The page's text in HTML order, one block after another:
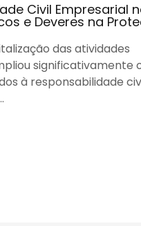
Civil Empresarial
e Deveres na
das atividades
significativamente
à responsabilidade